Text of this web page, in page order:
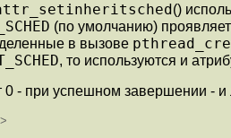
()
(по умолчанию)
в вызове
, то используются и
0 - при успешном завершении -